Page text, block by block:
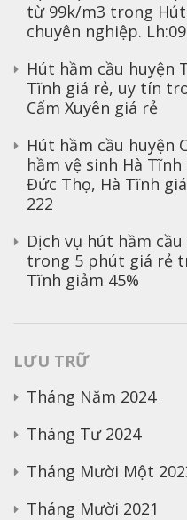
từ 99k/m3 trong
chuyên nghiệp.
Hút hầm cầu huyện
Tĩnh giá rẻ, uy tín
Cẩm Xuyên giá rẻ
Hút hầm cầu huyện
hầm vệ sinh Hà Tĩnh
Đức Thọ, Hà Tĩnh
222
Dịch vụ hút hầm
trong 5 phút giá rẻ
Tĩnh giảm 45%
LƯU TRỮ
Tháng Năm 2024
Tháng Tư 2024
Tháng Mười Một
Tháng Mười 2021